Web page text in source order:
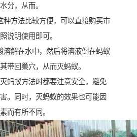
分，从而。
种方法比较方便，可以直接购买市
说明使用即可。
溶解在水中，然后将溶液倒在蚂蚁
带回巢穴，从而灭蚂蚁。
蚂蚁方法时都要注意安全，避免
。同时，灭蚂蚁的效果也可能因
而有所不同。